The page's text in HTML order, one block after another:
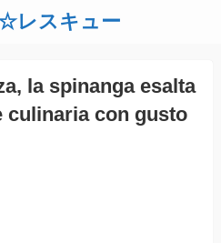
レスキュー
la spinanga esalta
culinaria con gusto